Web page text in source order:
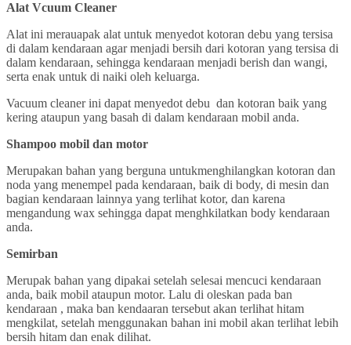
Alat Vcuum Cleaner
Alat ini merauapak alat untuk menyedot kotoran debu yang tersisa
di dalam kendaraan agar menjadi bersih dari kotoran yang tersisa di
dalam kendaraan, sehingga kendaraan menjadi berish dan wangi,
serta enak untuk di naiki oleh keluarga.
Vacuum cleaner ini dapat menyedot debu dan kotoran baik yang
kering ataupun yang basah di dalam kendaraan mobil anda.
Shampoo mobil dan motor
Merupakan bahan yang berguna untukmenghilangkan kotoran dan
noda yang menempel pada kendaraan, baik di body, di mesin dan
bagian kendaraan lainnya yang terlihat kotor, dan karena
mengandung wax sehingga dapat menghkilatkan body kendaraan
anda.
Semirban
Merupak bahan yang dipakai setelah selesai mencuci kendaraan
anda, baik mobil ataupun motor. Lalu di oleskan pada ban
kendaraan , maka ban kendaaran tersebut akan terlihat hitam
mengkilat, setelah menggunakan bahan ini mobil akan terlihat lebih
bersih hitam dan enak dilihat.